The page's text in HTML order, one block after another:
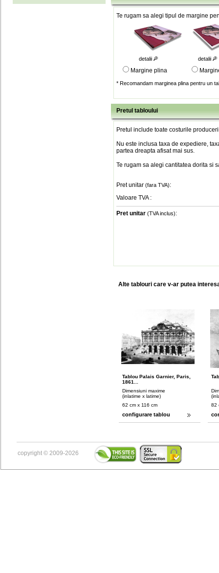
Te rugam sa alegi tipul de margine
detalii detalii
Margine plina
* Recomandam marginea plina pentru un
Pretul tabloului
Pretul include toate costurile
Nu este inclusa taxa de expediere,
partea dreapta afisat mai sus.
Te rugam sa alegi cantitatea dorita si
Pret unitar (fara TVA):
Valoare TVA :
Pret unitar (TVA inclus):
Alte tablouri care v-ar putea
Tablou Palais Garnier, Paris,
1861...
Dimensiuni maxime
(inlatime x latime)
62 cm x 116 cm
configurare tablou
82
copyright © 2009-2026